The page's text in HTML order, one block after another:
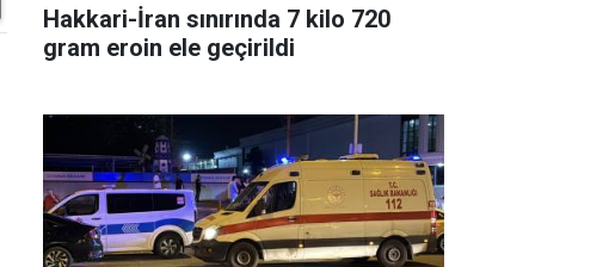
Hakkari-İran sınırında 7 kilo 720
gram eroin ele geçirildi